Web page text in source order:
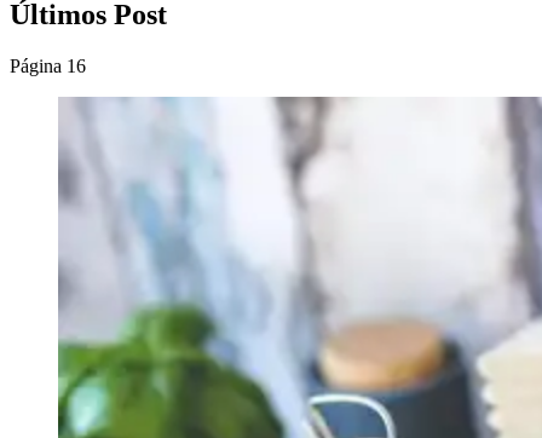
Últimos Post
Página 16